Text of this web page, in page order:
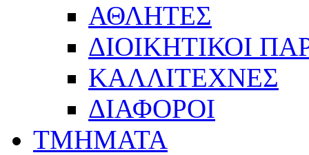
ΑΘΛΗΤΕΣ
ΔΙΟΙΚΗΤΙΚΟΙ
ΚΑΛΛΙΤΕΧΝΕΣ
ΔΙΑΦΟΡΟΙ
ΤΜΗΜΑΤΑ